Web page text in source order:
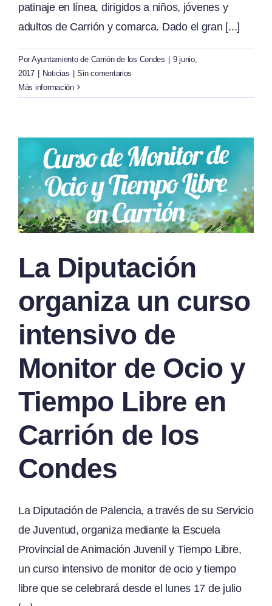
patinaje en línea, dirigidos a niños, jóvenes y
adultos de Carrión y comarca. Dado el gran [...]
Por Ayuntamiento de Carrión de los Condes | 9 junio,
2017 | Noticias | Sin comentarios
Más información
La Diputación
organiza un curso
intensivo de
Monitor de Ocio y
Tiempo Libre en
Carrión de los
Condes
La Diputación de Palencia, a través de su Servicio
de Juventud, organiza mediante la Escuela
Provincial de Animación Juvenil y Tiempo Libre,
un curso intensivo de monitor de ocio y tiempo
libre que se celebrará desde el lunes 17 de julio